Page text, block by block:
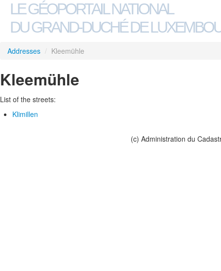
LE GÉOPORTAIL NATIONAL
DU GRAND-DUCHÉ DE
Addresses / Kleemühle
Kleemühle
List of the streets:
Klimillen
(c) Administration du